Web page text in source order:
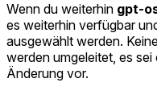
Wenn du weiterhin gpt-
es weiterhin verfügbar
ausgewählt werden.
werden umgeleitet, es
Änderung vor.